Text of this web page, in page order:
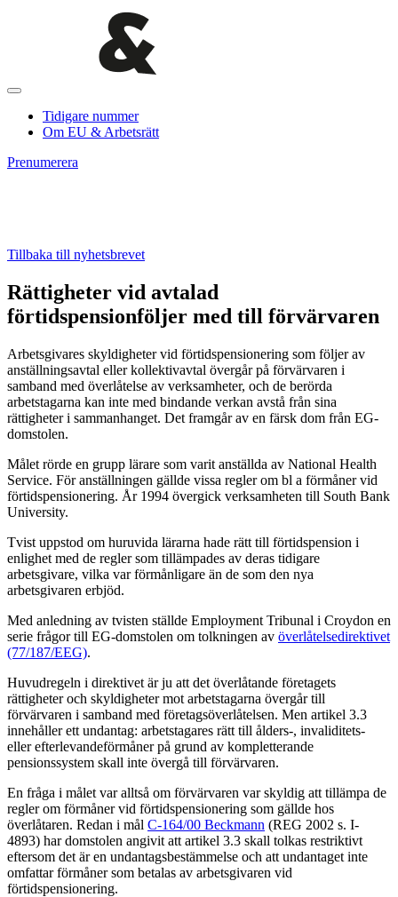
Tidigare nummer
Om EU & Arbetsrätt
Prenumerera
Tillbaka till nyhetsbrevet
Rättigheter vid avtalad
förtidspensionföljer med till förvärvaren
Arbetsgivares skyldigheter vid förtidspensionering som följer av
anställningsavtal eller kollektivavtal övergår på förvärvaren i
samband med överlåtelse av verksamheter, och de berörda
arbetstagarna kan inte med bindande verkan avstå från sina
rättigheter i sammanhanget. Det framgår av en färsk dom från EG-
domstolen.
Målet rörde en grupp lärare som varit anställda av National Health
Service. För anställningen gällde vissa regler om bl a förmåner vid
förtidspensionering. År 1994 övergick verksamheten till South Bank
University.
Tvist uppstod om huruvida lärarna hade rätt till förtidspension i
enlighet med de regler som tillämpades av deras tidigare
arbetsgivare, vilka var förmånligare än de som den nya
arbetsgivaren erbjöd.
Med anledning av tvisten ställde Employment Tribunal i Croydon en
serie frågor till EG-domstolen om tolkningen av överlåtelsedirektivet
(77/187/EEG).
Huvudregeln i direktivet är ju att det överlåtande företagets
rättigheter och skyldigheter mot arbetstagarna övergår till
förvärvaren i samband med företagsöverlåtelsen. Men artikel 3.3
innehåller ett undantag: arbetstagares rätt till ålders-, invaliditets-
eller efterlevandeförmåner på grund av kompletterande
pensionssystem skall inte övergå till förvärvaren.
En fråga i målet var alltså om förvärvaren var skyldig att tillämpa de
regler om förmåner vid förtidspensionering som gällde hos
överlåtaren. Redan i mål C-164/00 Beckmann (REG 2002 s. I-
4893) har domstolen angivit att artikel 3.3 skall tolkas restriktivt
eftersom det är en undantagsbestämmelse och att undantaget inte
omfattar förmåner som betalas av arbetsgivaren vid
förtidspensionering.